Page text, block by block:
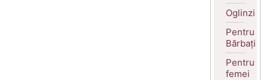
Oglinzi
Pentru
Bărbați
Pentru
femei